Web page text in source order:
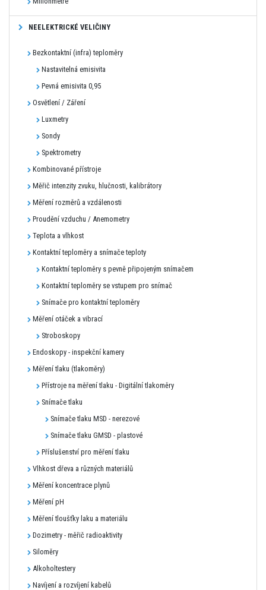
NEELEKTRICKÉ VELIČINY
Bezkontaktní (infra) teploměry
Nastavitelná emisivita
Pevná emisivita 0,95
Osvětlení / Záření
Luxmetry
Sondy
Spektrometry
Kombinované přístroje
Měřič intenzity zvuku, hlučnosti, kalibrátory
Měření rozměrů a vzdálenosti
Proudění vzduchu / Anemometry
Teplota a vlhkost
Kontaktní teploměry a snímače teploty
Kontaktní teploměry s pevně připojeným snímačem
Kontaktní teploměry se vstupem pro snímač
Snímače pro kontaktní teploměry
Měření otáček a vibrací
Stroboskopy
Endoskopy - inspekční kamery
Měření tlaku (tlakoměry)
Přístroje na měření tlaku - Digitální tlakoměry
Snímače tlaku
Snímače tlaku MSD - nerezové
Snímače tlaku GMSD - plastové
Příslušenství pro měření tlaku
Vlhkost dřeva a různých materiálů
Měření koncentrace plynů
Měření pH
Měření tloušťky laku a materiálu
Dozimetry - měřič radioaktivity
Siloměry
Alkoholtestery
Navíjení a rozvíjení kabelů